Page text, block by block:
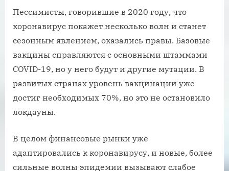
Пессимисты, говорившие в 2020 году, что
коронавирус покажет несколько волн и станет
сезонным явлением, оказались правы. Базовые
вакцины справляются с основными штаммами
COVID-19, но у него будут и другие мутации. В
развитых странах уровень вакцинации уже
достиг необходимых 70%, но это не остановило
локдауны.
В целом финансовые рынки уже
адаптировались к коронавирусу, и новые, более
сильные волны эпидемии вызывают слабое